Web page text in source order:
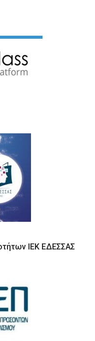
ΙΕΚ ΕΔΕΣΣΑΣ